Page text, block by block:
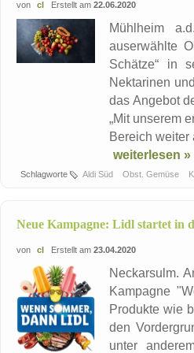
von cl Erstellt am 22.06.2020
Mühlheim
auserwählte
Schätze“ in
Nektarinen
das Angebot
„Mit unserem
Bereich weiter
weiterlesen »
Schlagworte Aldi Süd Obst. Gemüse
Neue Kampagne: Lidl startet in
von cl Erstellt am 23.04.2020
Neckarsulm.
Kampagne
Produkte wie
den
unter